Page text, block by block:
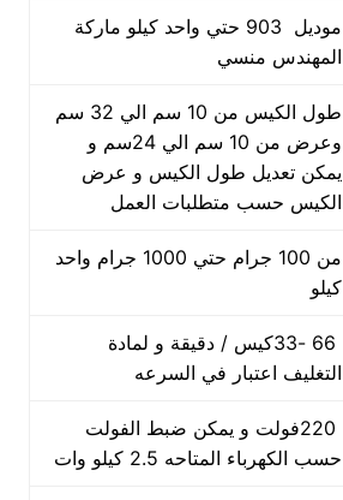
موديل 903 حتي واحد كيلو ماركة
المهندس منسي
طول الكيس من 10 سم الي 32 سم
وعرض من 10 سم الي 24سم و
يمكن تعديل طول الكيس و عرض
الكيس حسب متطلبات العمل
من 100 جرام حتي 1000 جرام واحد
كيلو
66 -33كيس / دقيقة و لمادة
التغليف اعتبار في السرعه
220فولت و يمكن ضبط الفولت
حسب الكهرباء المتاحه 2.5 كيلو وات